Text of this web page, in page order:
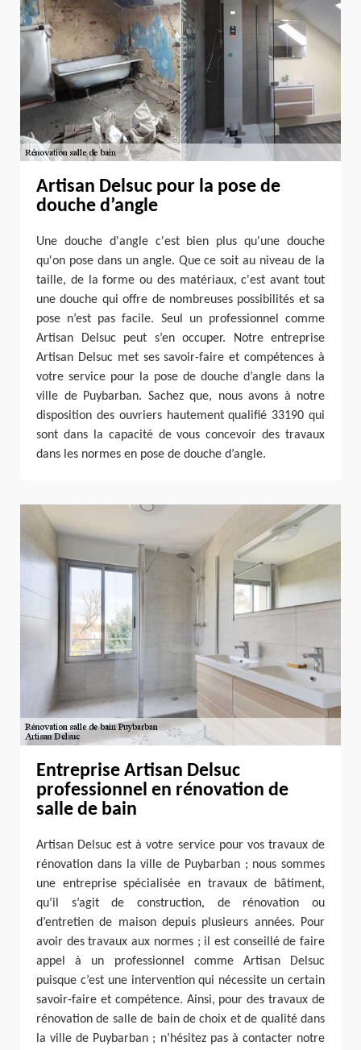
Artisan Delsuc pour la pose de
douche d’angle
Une douche d'angle c'est bien plus qu'une douche
qu'on pose dans un angle. Que ce soit au niveau de la
taille, de la forme ou des matériaux, c'est avant tout
une douche qui offre de nombreuses possibilités et sa
pose n’est pas facile. Seul un professionnel comme
Artisan Delsuc peut s’en occuper. Notre entreprise
Artisan Delsuc met ses savoir-faire et compétences à
votre service pour la pose de douche d’angle dans la
ville de Puybarban. Sachez que, nous avons à notre
disposition des ouvriers hautement qualifié 33190 qui
sont dans la capacité de vous concevoir des travaux
dans les normes en pose de douche d’angle.
Entreprise Artisan Delsuc
professionnel en rénovation de
salle de bain
Artisan Delsuc est à votre service pour vos travaux de
rénovation dans la ville de Puybarban ; nous sommes
une entreprise spécialisée en travaux de bâtiment,
qu’il s’agit de construction, de rénovation ou
d’entretien de maison depuis plusieurs années. Pour
avoir des travaux aux normes ; il est conseillé de faire
appel à un professionnel comme Artisan Delsuc
puisque c’est une intervention qui nécessite un certain
savoir-faire et compétence. Ainsi, pour des travaux de
rénovation de salle de bain de choix et de qualité dans
la ville de Puybarban ; n’hésitez pas à contacter notre